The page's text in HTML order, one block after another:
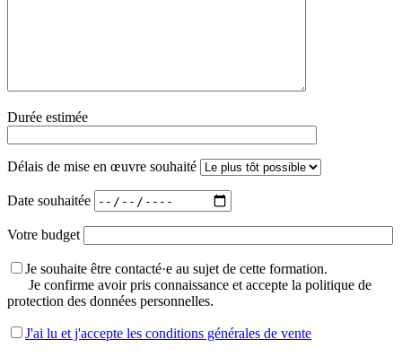
Durée estimée
Délais de mise en œuvre souhaité
Date souhaitée
Votre budget
Je souhaite être contacté·e au sujet de cette formation.
Je confirme avoir pris connaissance et accepte la politique de
protection des données personnelles.
J'ai lu et j'accepte les conditions générales de vente